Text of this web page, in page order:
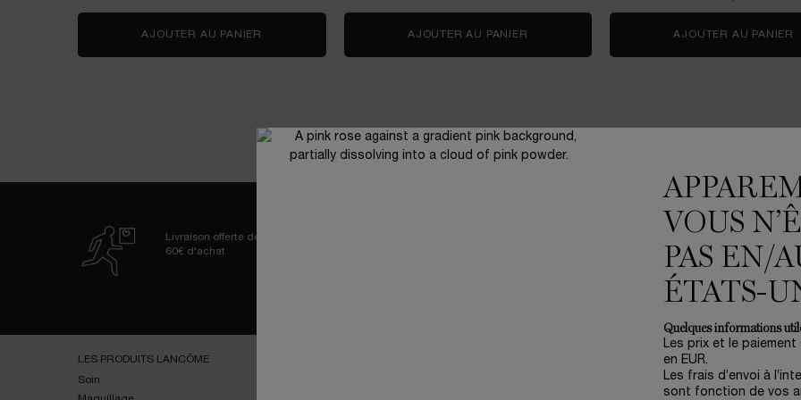
AJOUTER AU PANIER LA VIE EST BELLE VERY CHERRYAJOUTER AU PANIER COFFRET SOIN RÉNERGIE H.C.F. TRIPLE
AJOUTER AU PANIER
Livraison offerte dès
60€ d'achat
LES PRODUITS LANCÔME
Soin
VOUS
PAS EN/
ÉTATS-
Quelques informations
Les prix et le
en EUR.
Les frais d’envoi à
sont fonction de vos